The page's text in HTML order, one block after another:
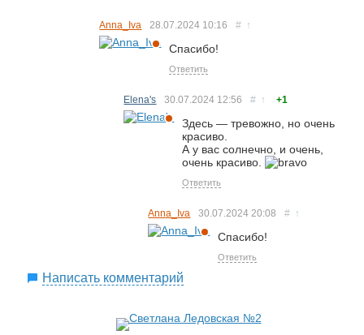
Anna_Iva 28.07.2024 10:16 # ↑
Спасибо!
Ответить
Elena's 30.07.2024 12:56 # ↑ +1
Здесь — тревожно, но очень
красиво.
А у вас солнечно, и очень,
очень красиво.
Ответить
Anna_Iva 30.07.2024 20:08 # ↑
Спасибо!
Ответить
Написать комментарий